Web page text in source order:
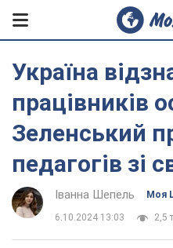
Україна
працівників
Зеленський
педагогів зі
Іванна Шепель Моя
6.10.2024 13:03 2,5